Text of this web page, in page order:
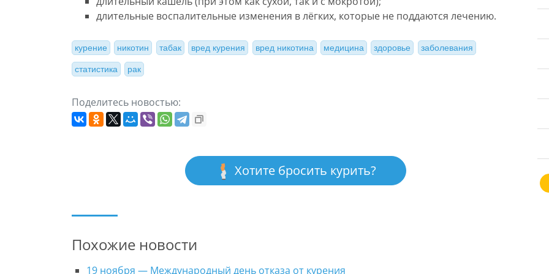
длительные воспалительные изменения в лёгких, которые не поддаются лечению.
курение никотин табак вред курения вред никотина медицина здоровье заболевания
статистика рак
Поделитесь новостью:
Хотите бросить курить?
Похожие новости
19 ноября — Международный день отказа от курения